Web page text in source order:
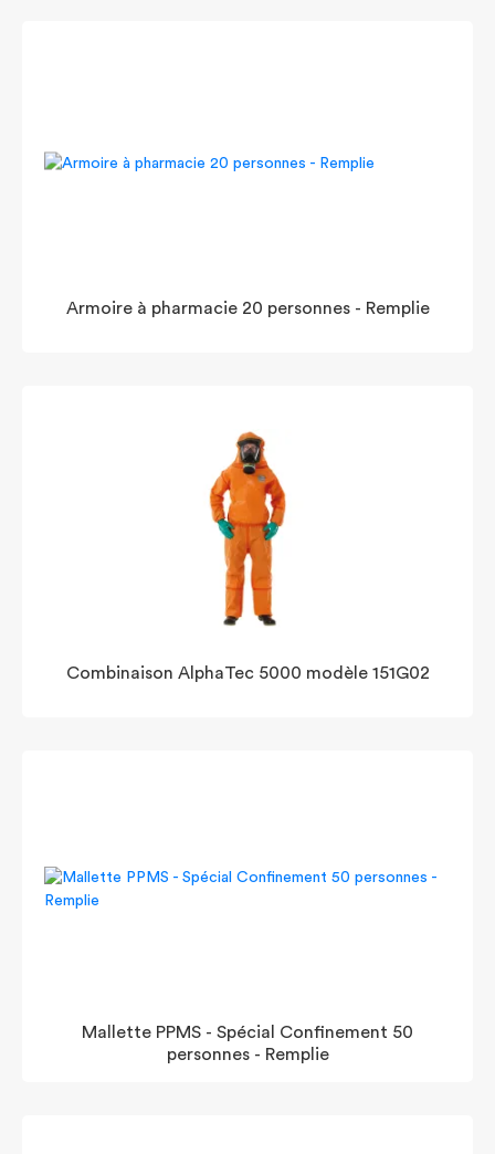
Armoire à pharmacie 20 personnes - Remplie
Combinaison AlphaTec 5000 modèle 151G02
Mallette PPMS - Spécial Confinement 50
personnes - Remplie